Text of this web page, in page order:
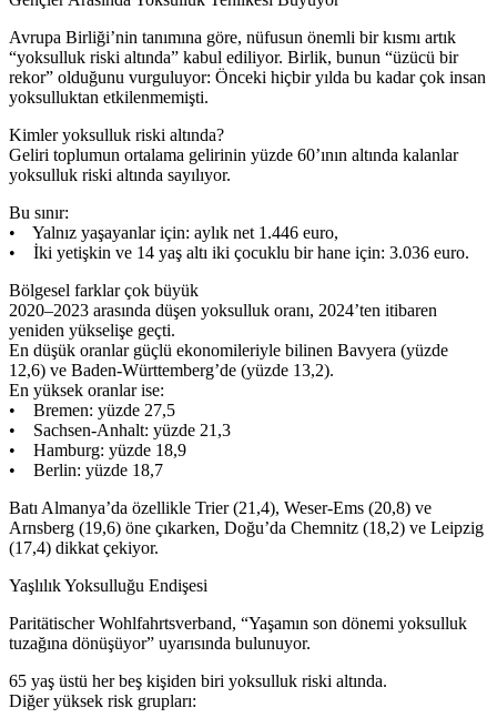
Avrupa Birliği’nin tanımına göre, nüfusun önemli bir kısmı artık
“yoksulluk riski altında” kabul ediliyor. Birlik, bunun “üzücü bir
rekor” olduğunu vurguluyor: Önceki hiçbir yılda bu kadar çok insan
yoksulluktan etkilenmemişti.
Kimler yoksulluk riski altında?
Geliri toplumun ortalama gelirinin yüzde 60’ının altında kalanlar
yoksulluk riski altında sayılıyor.
Bu sınır:
• Yalnız yaşayanlar için: aylık net 1.446 euro,
• İki yetişkin ve 14 yaş altı iki çocuklu bir hane için: 3.036 euro.
Bölgesel farklar çok büyük
2020–2023 arasında düşen yoksulluk oranı, 2024’ten itibaren
yeniden yükselişe geçti.
En düşük oranlar güçlü ekonomileriyle bilinen Bavyera (yüzde
12,6) ve Baden-Württemberg’de (yüzde 13,2).
En yüksek oranlar ise:
• Bremen: yüzde 27,5
• Sachsen-Anhalt: yüzde 21,3
• Hamburg: yüzde 18,9
• Berlin: yüzde 18,7
Batı Almanya’da özellikle Trier (21,4), Weser-Ems (20,8) ve
Arnsberg (19,6) öne çıkarken, Doğu’da Chemnitz (18,2) ve Leipzig
(17,4) dikkat çekiyor.
Yaşlılık Yoksulluğu Endişesi
Paritätischer Wohlfahrtsverband, “Yaşamın son dönemi yoksulluk
tuzağına dönüşüyor” uyarısında bulunuyor.
65 yaş üstü her beş kişiden biri yoksulluk riski altında.
Diğer yüksek risk grupları: